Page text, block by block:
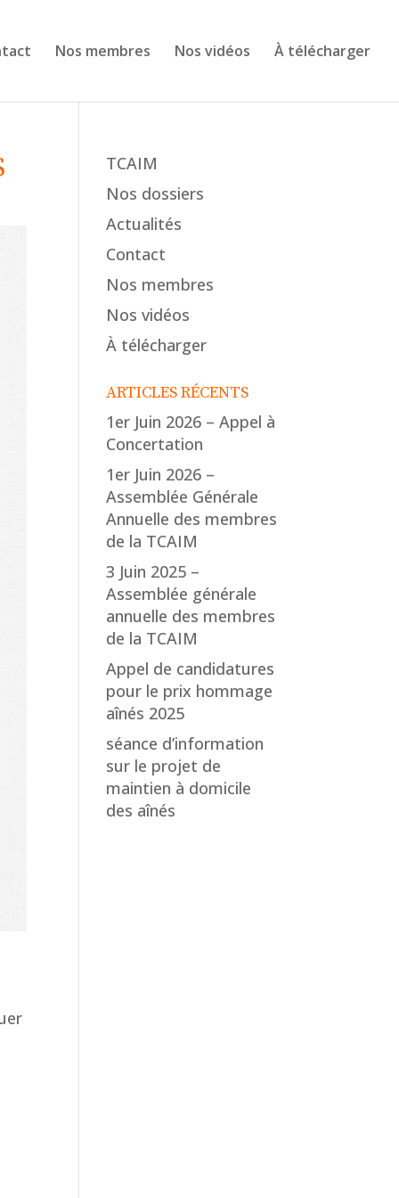
Nos membres Nos vidéos À télécharger
TCAIM
Nos dossiers
Actualités
Contact
Nos membres
Nos vidéos
À télécharger
ARTICLES RÉCENTS
1er Juin 2026 – Appel à
Concertation
1er Juin 2026 –
Assemblée Générale
Annuelle des membres
de la TCAIM
3 Juin 2025 –
Assemblée générale
annuelle des membres
de la TCAIM
Appel de candidatures
pour le prix hommage
aînés 2025
séance d’information
sur le projet de
maintien à domicile
des aînés